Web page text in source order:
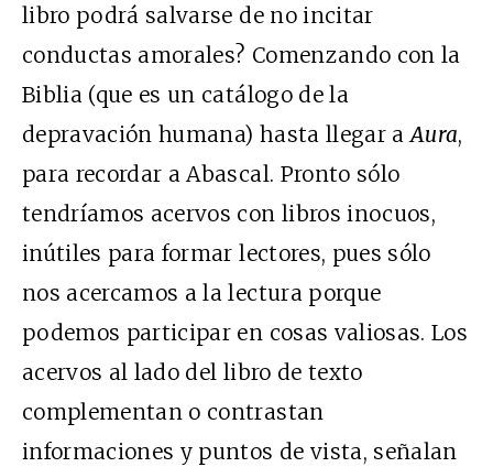
libro podrá salvarse de no incitar
conductas amorales? Comenzando con la
Biblia (que es un catálogo de la
depravación humana) hasta llegar aAura,
para recordar a Abascal. Pronto sólo
tendríamos acervos con libros inocuos,
inútiles para formar lectores, pues sólo
nos acercamos a la lectura porque
podemos participar en cosas valiosas. Los
acervos al lado del libro de texto
complementan o contrastan
informaciones y puntos de vista, señalan